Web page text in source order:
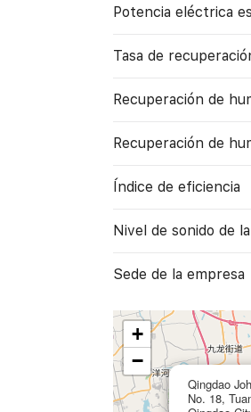
Potencia eléctrica
Tasa de
Recuperación de
Recuperación de
Índice de eficiencia
Nivel de sonido de
Sede de la empresa
Qingdao
No. 18,
+
−